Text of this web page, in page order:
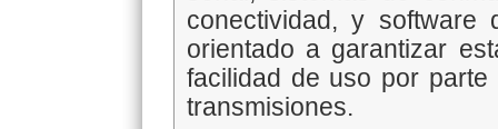
conectividad, y
orientado a garantizar
facilidad de uso por
transmisiones.